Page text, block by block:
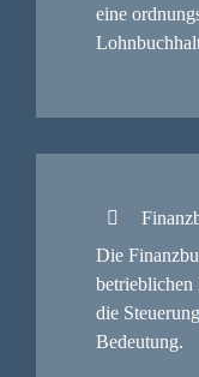
eine
Die
betrieblichen
die
Bedeutung.